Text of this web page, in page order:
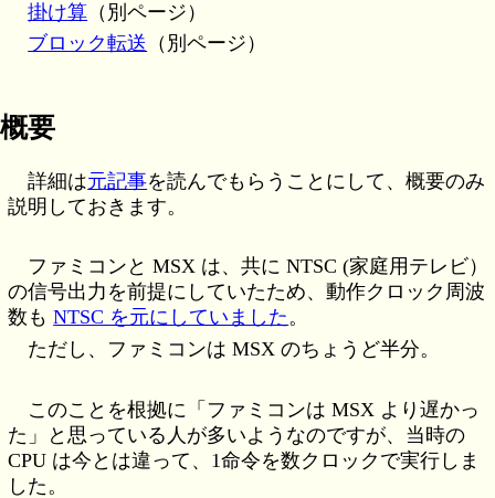
掛け算 （別ページ）
ブロック転送 （別ページ）
概要
詳細は元記事を読んでもらうことにして、概要のみ
説明しておきます。
ファミコンと MSX は、共に NTSC (家庭用テレビ）
の信号出力を前提にしていたため、動作クロック周波
数もNTSC を元にしていました。
ただし、ファミコンは MSX のちょうど半分。
このことを根拠に「ファミコンは MSX より遅かっ
た」と思っている人が多いようなのですが、当時の
CPU は今とは違って、1命令を数クロックで実行しま
した。